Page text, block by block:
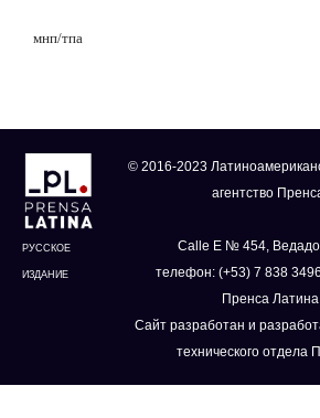
мнп/тпа
РУССКОЕ
ИЗДАНИЕ
© 2016-2023
агентство
Calle E № 454,
телефон: (+53) 7 838
Пренса
Сайт разработан и
технического отдела